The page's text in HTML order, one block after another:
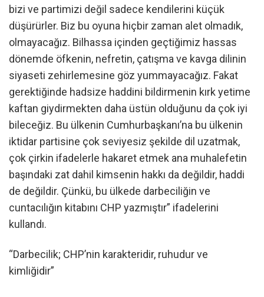
bizi ve partimizi değil sadece kendilerini küçük
düşürürler. Biz bu oyuna hiçbir zaman alet olmadık,
olmayacağız. Bilhassa içinden geçtiğimiz hassas
dönemde öfkenin, nefretin, çatışma ve kavga dilinin
siyaseti zehirlemesine göz yummayacağız. Fakat
gerektiğinde hadsize haddini bildirmenin kırk yetime
kaftan giydirmekten daha üstün olduğunu da çok iyi
bileceğiz. Bu ülkenin Cumhurbaşkanı’na bu ülkenin
iktidar partisine çok seviyesiz şekilde dil uzatmak,
çok çirkin ifadelerle hakaret etmek ana muhalefetin
başındaki zat dahil kimsenin hakkı da değildir, haddi
de değildir. Çünkü, bu ülkede darbeciliğin ve
cuntacılığın kitabını CHP yazmıştır” ifadelerini
kullandı.
“Darbecilik; CHP’nin karakteridir, ruhudur ve
kimliğidir”